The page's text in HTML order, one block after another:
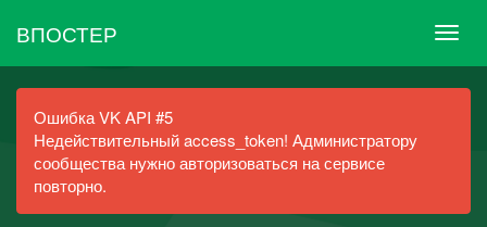
ВПОСТЕР
Ошибка VK API #5
Недействительный access_token! Администратору
сообщества нужно авторизоваться на сервисе
повторно.